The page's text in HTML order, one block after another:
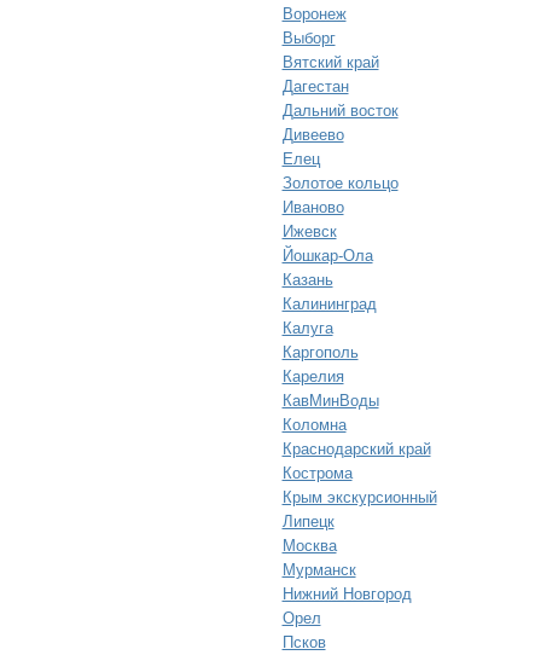
Воронеж
Выборг
Вятский край
Дагестан
Дальний восток
Дивеево
Елец
Золотое кольцо
Иваново
Ижевск
Йошкар-Ола
Казань
Калининград
Калуга
Каргополь
Карелия
КавМинВоды
Коломна
Краснодарский край
Кострома
Крым экскурсионный
Липецк
Москва
Мурманск
Нижний Новгород
Орел
Псков